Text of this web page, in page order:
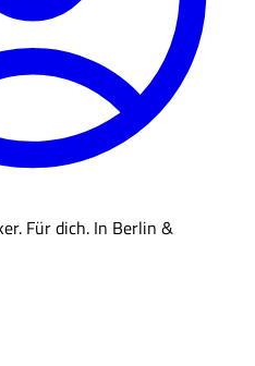
Für dich. In Berlin &